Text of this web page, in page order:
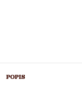
POPIS